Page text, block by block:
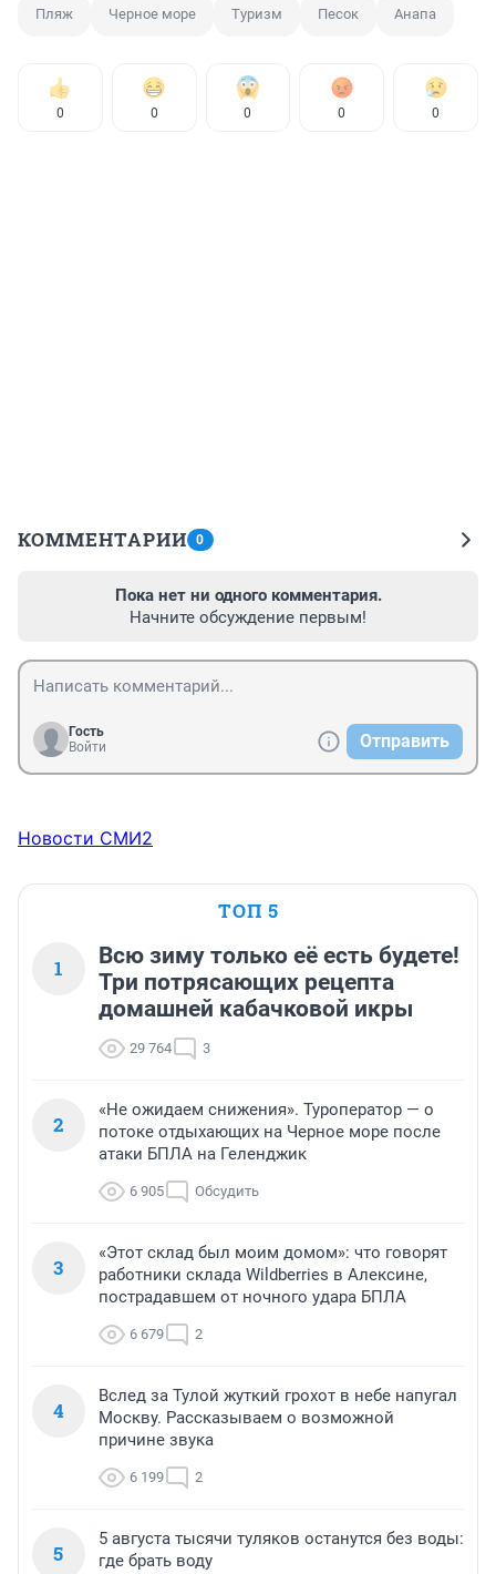
Пляж Черное море Туризм Песок Анапа
0 0 0 0 0
КОММЕНТАРИИ 0
Пока нет ни одного комментария.
Начните обсуждение первым!
Гость
Войти
Отправить
Новости СМИ2
ТОП 5
1
Всю зиму только её есть будете!
Три потрясающих рецепта
домашней кабачковой икры
29 764 3
2
«Не ожидаем снижения». Туроператор — о
потоке отдыхающих на Черное море после
атаки БПЛА на Геленджик
6 905 Обсудить
3
«Этот склад был моим домом»: что говорят
работники склада Wildberries в Алексине,
пострадавшем от ночного удара БПЛА
6 679 2
4
Вслед за Тулой жуткий грохот в небе напугал
Москву. Рассказываем о возможной
причине звука
6 199 2
5
5 августа тысячи туляков останутся без воды:
где брать воду